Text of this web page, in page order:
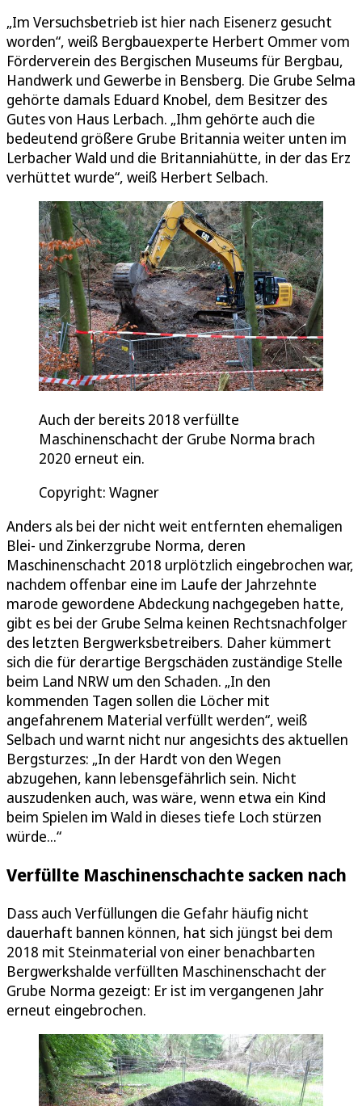
„Im Versuchsbetrieb ist hier nach Eisenerz gesucht
worden“, weiß Bergbauexperte Herbert Ommer vom
Förderverein des Bergischen Museums für Bergbau,
Handwerk und Gewerbe in Bensberg. Die Grube Selma
gehörte damals Eduard Knobel, dem Besitzer des
Gutes von Haus Lerbach. „Ihm gehörte auch die
bedeutend größere Grube Britannia weiter unten im
Lerbacher Wald und die Britanniahütte, in der das Erz
verhüttet wurde“, weiß Herbert Selbach.
Auch der bereits 2018 verfüllte
Maschinenschacht der Grube Norma brach
2020 erneut ein.
Copyright: Wagner
Anders als bei der nicht weit entfernten ehemaligen
Blei- und Zinkerzgrube Norma, deren
Maschinenschacht 2018 urplötzlich eingebrochen war,
nachdem offenbar eine im Laufe der Jahrzehnte
marode gewordene Abdeckung nachgegeben hatte,
gibt es bei der Grube Selma keinen Rechtsnachfolger
des letzten Bergwerksbetreibers. Daher kümmert
sich die für derartige Bergschäden zuständige Stelle
beim Land NRW um den Schaden. „In den
kommenden Tagen sollen die Löcher mit
angefahrenem Material verfüllt werden“, weiß
Selbach und warnt nicht nur angesichts des aktuellen
Bergsturzes: „In der Hardt von den Wegen
abzugehen, kann lebensgefährlich sein. Nicht
auszudenken auch, was wäre, wenn etwa ein Kind
beim Spielen im Wald in dieses tiefe Loch stürzen
würde...“
Verfüllte Maschinenschachte sacken nach
Dass auch Verfüllungen die Gefahr häufig nicht
dauerhaft bannen können, hat sich jüngst bei dem
2018 mit Steinmaterial von einer benachbarten
Bergwerkshalde verfüllten Maschinenschacht der
Grube Norma gezeigt: Er ist im vergangenen Jahr
erneut eingebrochen.